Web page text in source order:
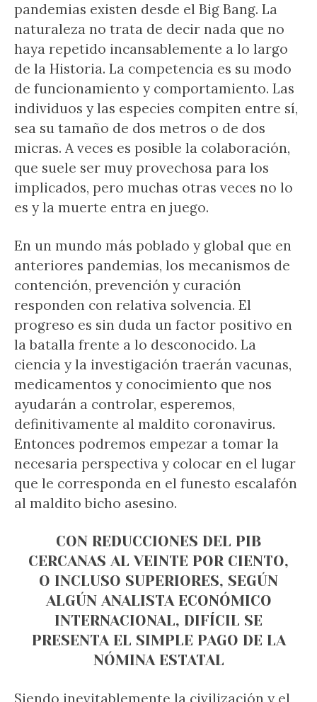
pandemias existen desde el Big Bang. La
naturaleza no trata de decir nada que no
haya repetido incansablemente a lo largo
de la Historia. La competencia es su modo
de funcionamiento y comportamiento. Las
individuos y las especies compiten entre sí,
sea su tamaño de dos metros o de dos
micras. A veces es posible la colaboración,
que suele ser muy provechosa para los
implicados, pero muchas otras veces no lo
es y la muerte entra en juego.
En un mundo más poblado y global que en
anteriores pandemias, los mecanismos de
contención, prevención y curación
responden con relativa solvencia. El
progreso es sin duda un factor positivo en
la batalla frente a lo desconocido. La
ciencia y la investigación traerán vacunas,
medicamentos y conocimiento que nos
ayudarán a controlar, esperemos,
definitivamente al maldito coronavirus.
Entonces podremos empezar a tomar la
necesaria perspectiva y colocar en el lugar
que le corresponda en el funesto escalafón
al maldito bicho asesino.
CON REDUCCIONES DEL PIB
CERCANAS AL VEINTE POR CIENTO,
O INCLUSO SUPERIORES, SEGÚN
ALGÚN ANALISTA ECONÓMICO
INTERNACIONAL, DIFÍCIL SE
PRESENTA EL SIMPLE PAGO DE LA
NÓMINA ESTATAL
Siendo inevitablemente la civilización y el